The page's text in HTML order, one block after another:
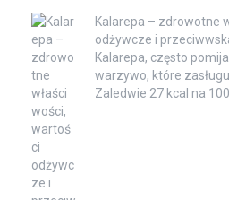
Kalarepa – zdrowotne
odżywcze i
Kalarepa, często
warzywo, które
Zaledwie 27 kcal na